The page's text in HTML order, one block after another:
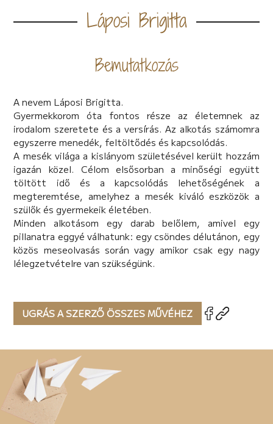
Láposi Brigitta
Bemutatkozás
A nevem Láposi Brigitta.
Gyermekkorom óta fontos része az életemnek az
irodalom szeretete és a versírás. Az alkotás számomra
egyszerre menedék, feltöltődés és kapcsolódás.
A mesék világa a kislányom születésével került hozzám
igazán közel. Célom elsősorban a minőségi együtt
töltött idő és a kapcsolódás lehetőségének a
megteremtése, amelyhez a mesék kiváló eszközök a
szülők és gyermekeik életében.
Minden alkotásom egy darab belőlem, amivel egy
pillanatra eggyé válhatunk: egy csöndes délutánon, egy
közös meseolvasás során vagy amikor csak egy nagy
lélegzetvételre van szükségünk.
UGRÁS A SZERZŐ ÖSSZES MŰVÉHEZ